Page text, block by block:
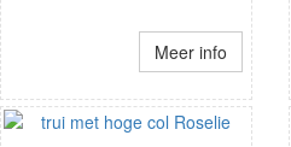
Meer info